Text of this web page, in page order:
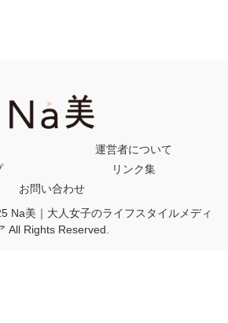
運営者について
リンク集
お問い合わせ
Na美｜大人女子のライフスタイルメディ
All Rights Reserved.